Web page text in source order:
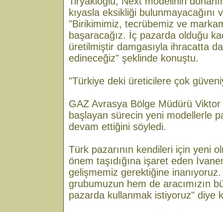
kıyasla eksikliği bulunmayacağını
"Birikimimiz, tecrübemiz ve
başaracağız. İç pazarda olduğu
üretilmiştir damgasıyla ihracatta
edineceğiz" şeklinde konuştu.
"Türkiye deki üreticilere çok
GAZ Avrasya Bölge Müdürü
başlayan sürecin yeni modellerle
devam ettiğini söyledi.
Türk pazarının kendileri için yeni
önem taşıdığına işaret eden
gelişmemiz gerektiğine
grubumuzun hem de aracımızın
pazarda kullanmak istiyoruz" diye